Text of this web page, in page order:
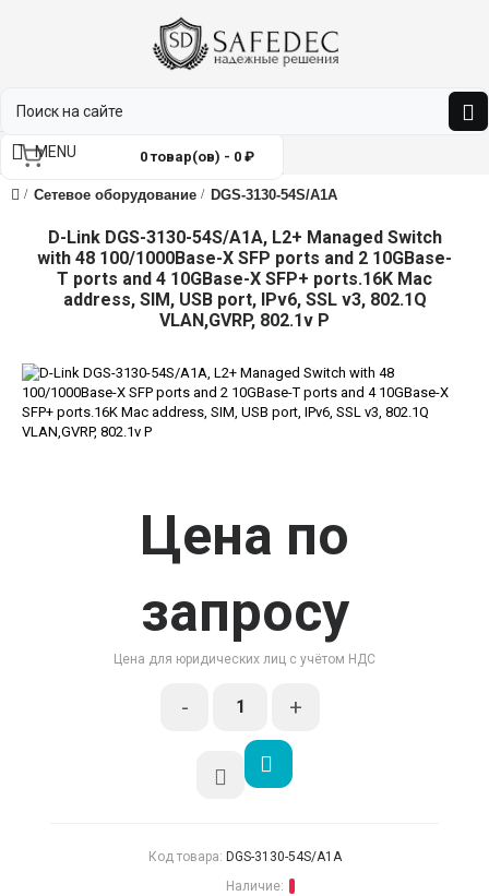
0 товар(ов) - 0 ₽
MENU
Сетевое оборудование DGS-3130-54S/A1A
D-Link DGS-3130-54S/A1A, L2+ Managed Switch
with 48 100/1000Base-X SFP ports and 2 10GBase-
T ports and 4 10GBase-X SFP+ ports.16K Mac
address, SIM, USB port, IPv6, SSL v3, 802.1Q
VLAN,GVRP, 802.1v P
Цена по
запросу
Цена для юридических лиц с учётом НДС
- +
Код товара: DGS-3130-54S/A1A
Наличие: